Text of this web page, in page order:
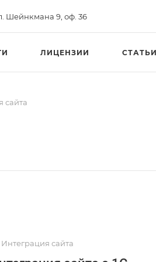
Шейнкмана 9, оф. 36
ЛИЦЕНЗИИ СТАТЬИ
сайта
Интеграция сайта